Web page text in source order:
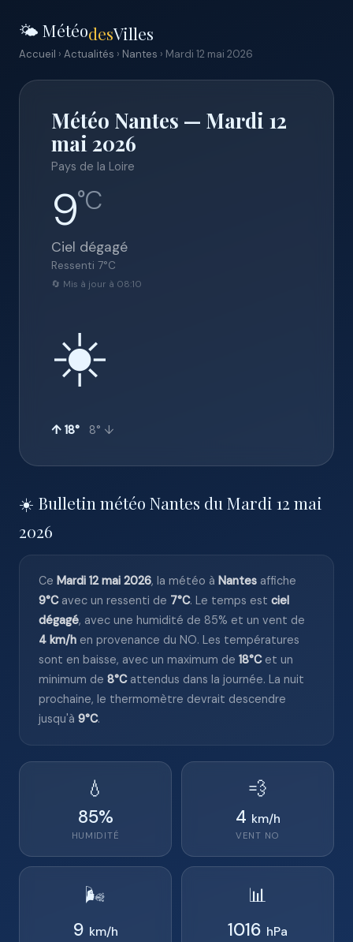
🌤️ MétéodesVilles
Accueil › Actualités › Nantes › Mardi 12 mai 2026
Météo Nantes — Mardi 12
mai 2026
Pays de la Loire
9°C
Ciel dégagé
Ressenti 7°C
🔄 Mis à jour à 08:10
☀️
↑ 18° 8° ↓
☀️ Bulletin météo Nantes du Mardi 12 mai
2026
Ce Mardi 12 mai 2026, la météo à Nantes affiche
9°Cavec un ressenti de 7°C. Le temps est ciel
dégagé, avec une humidité de 85% et un vent de
4 km/h en provenance du NO. Les températures
sont en baisse, avec un maximum de 18°Cet un
minimum de 8°Cattendus dans la journée. La nuit
prochaine, le thermomètre devrait descendre
jusqu'à 9°C.
💧
85%
HUMIDITÉ
💨
4 km/h
VENT NO
🌬️
9 km/h
📊
1016 hPa